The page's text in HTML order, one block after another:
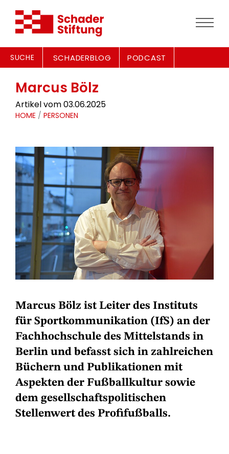
SUCHE SCHADERBLOG PODCAST
Marcus Bölz
Artikel vom 03.06.2025
HOME / PERSONEN
Marcus Bölz ist Leiter des Instituts
für Sportkommunikation (IfS) an der
Fachhochschule des Mittelstands in
Berlin und befasst sich in zahlreichen
Büchern und Publikationen mit
Aspekten der Fußballkultur sowie
dem gesellschaftspolitischen
Stellenwert des Profifußballs.